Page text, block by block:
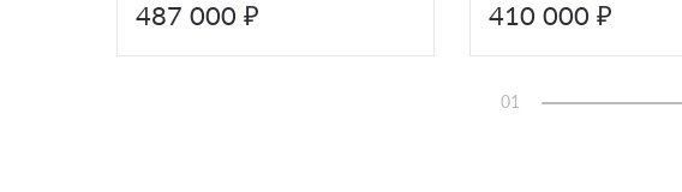
487 000 ₽ 410 000 ₽
01